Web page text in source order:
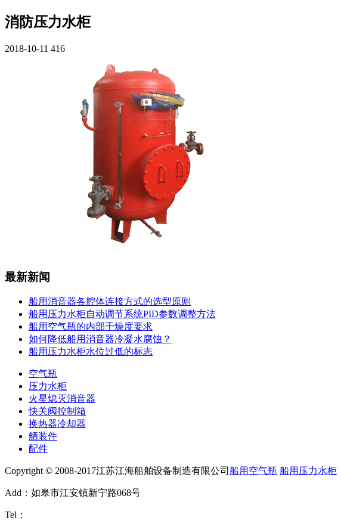
消防压力水柜
2018-10-11 416
最新新闻
船用消音器各腔体连接方式的选型原则
船用压力水柜自动调节系统PID参数调整方法
船用空气瓶的内部干燥度要求
如何降低船用消音器冷凝水腐蚀？
船用压力水柜水位过低的标志
空气瓶
压力水柜
火星熄灭消音器
快关阀控制箱
换热器冷却器
舾装件
配件
Copyright © 2008-2017江苏江海船舶设备制造有限公司 船用空气瓶 船用压力水柜
Add：如皋市江安镇新宁路068号
Tel：